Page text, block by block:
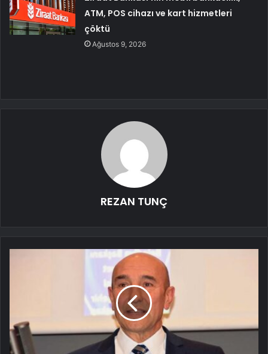
ATM, POS cihazı ve kart hizmetleri
çöktü
Ağustos 9, 2026
REZAN TUNÇ